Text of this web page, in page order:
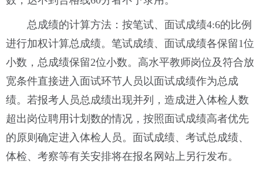
总成绩的计算方法：按笔试、面试成绩4:6的比例
进行加权计算总成绩。笔试成绩、面试成绩各保留1位
小数，总成绩保留2位小数。高水平教师岗位及符合放
宽条件直接进入面试环节人员以面试成绩作为总成
绩。若报考人员总成绩出现并列，造成进入体检人数
超出岗位聘用计划数的情况，按照面试成绩高者优先
的原则确定进入体检人员。面试成绩、考试总成绩、
体检、考察等有关安排将在报名网站上另行发布。